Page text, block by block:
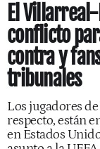
El
conflicto
contra y
tribunales
Los jugadores
respecto, están
en Estados